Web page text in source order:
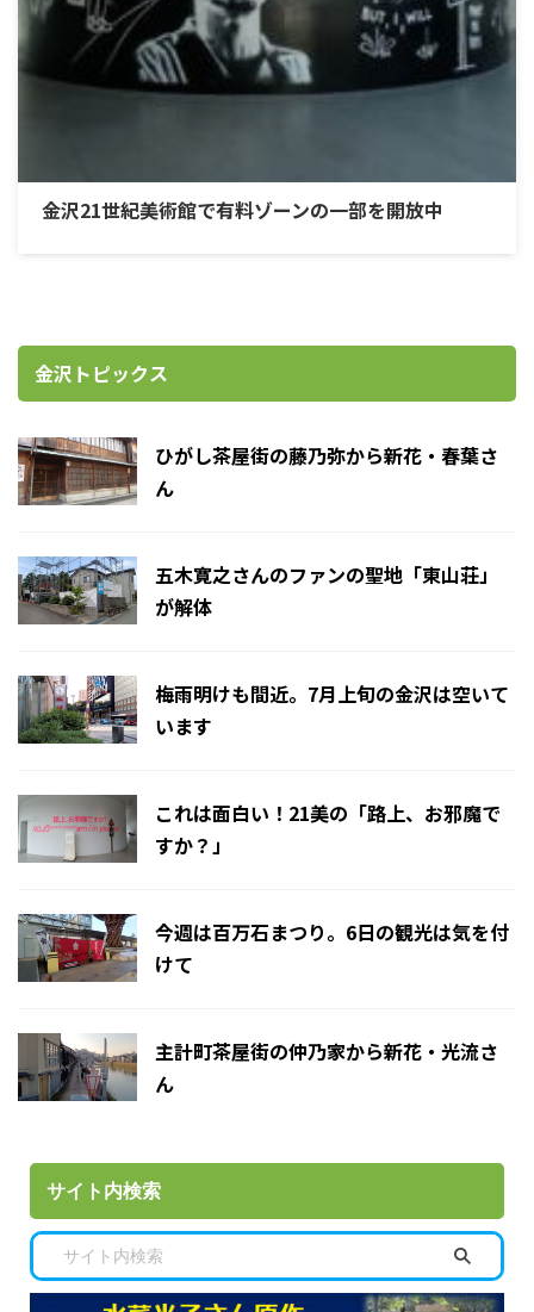
金沢21世紀美術館で有料ゾーンの一部を開放中
金沢トピックス
ひがし茶屋街の藤乃弥から新花・春葉さ
ん
五木寛之さんのファンの聖地「東山荘」
が解体
梅雨明けも間近。7月上旬の金沢は空いて
います
これは面白い！21美の「路上、お邪魔で
すか？」
今週は百万石まつり。6日の観光は気を付
けて
主計町茶屋街の仲乃家から新花・光流さ
ん
サイト内検索